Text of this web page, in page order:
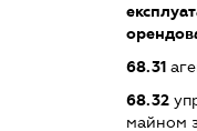
68.31
68.32
майном